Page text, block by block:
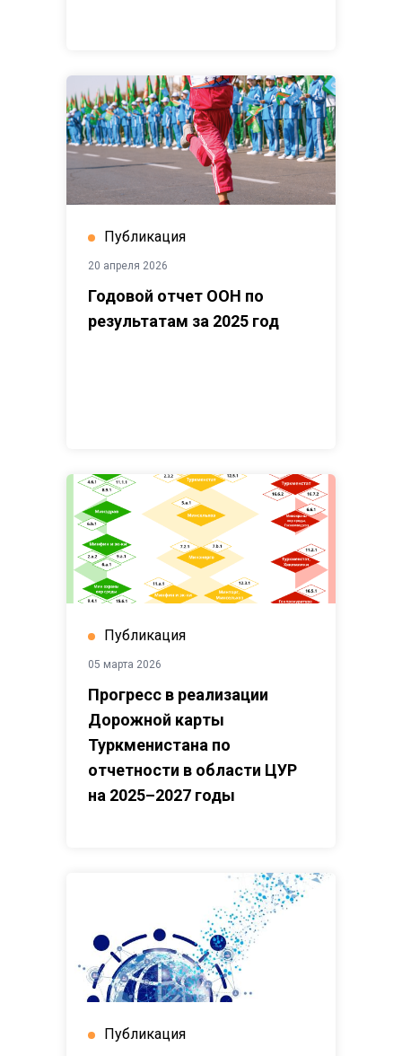
Публикация
20 апреля 2026
Годовой отчет ООН по
результатам за 2025 год
Публикация
05 марта 2026
Прогресс в реализации
Дорожной карты
Туркменистана по
отчетности в области ЦУР
на 2025–2027 годы
Публикация